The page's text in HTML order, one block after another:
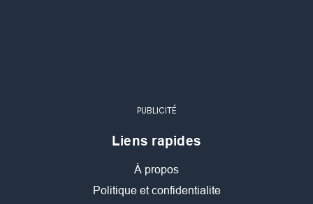
PUBLICITÉ
Liens rapides
À propos
Politique et confidentialite